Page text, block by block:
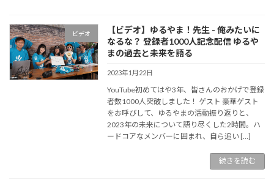
ビデオ
【ビデオ】ゆるやま！先生 - 俺みたいに
なるな？ 登録者1000人記念配信 ゆるや
まの過去と未来を語る
2023年1月22日
YouTube初めてはや3年、皆さんのおかげで登録
者数1000人突破しました！ ゲスト 豪華ゲスト
をお呼びして、ゆるやまの活動振り返りと、
2023年の未来について語り尽くした2時間。ハ
ードコアなメンバーに囲まれ、自ら追い […]
続きを読む